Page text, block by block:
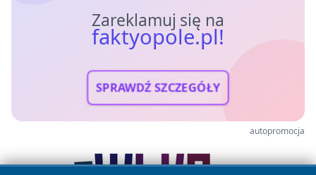
Zareklamuj się na
faktyopole.pl!
SPRAWDŹ SZCZEGÓŁY
autopromocja